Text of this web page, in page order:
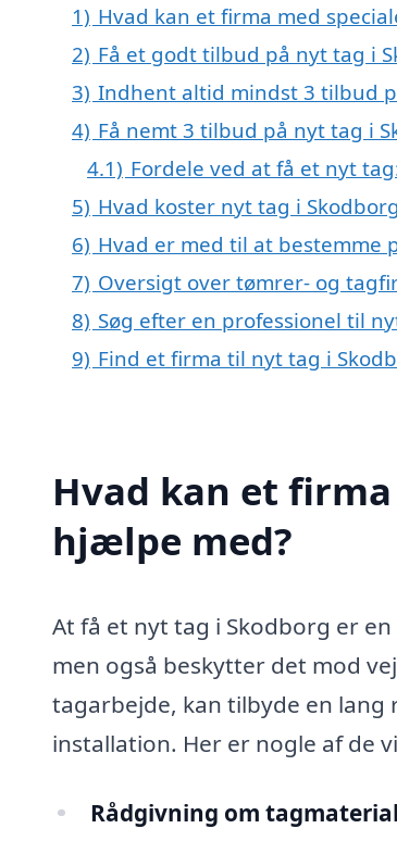
1) Hvad kan et firma med
2) Få et godt tilbud på nyt tag i
3) Indhent altid mindst 3 tilbud
4) Få nemt 3 tilbud på nyt tag i
4.1) Fordele ved at få et nyt
5) Hvad koster nyt tag i
6) Hvad er med til at bestemme
7) Oversigt over tømrer- og
8) Søg efter en professionel til
9) Find et firma til nyt tag i
Hvad kan et
hjælpe med?
At få et nyt tag i Skodborg er
men også beskytter det mod
tagarbejde, kan tilbyde en
installation. Her er nogle af de
Rådgivning om